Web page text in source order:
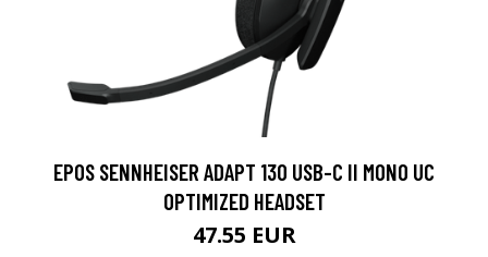
EPOS SENNHEISER ADAPT 130 USB-C II MONO UC
OPTIMIZED HEADSET
47.55 EUR